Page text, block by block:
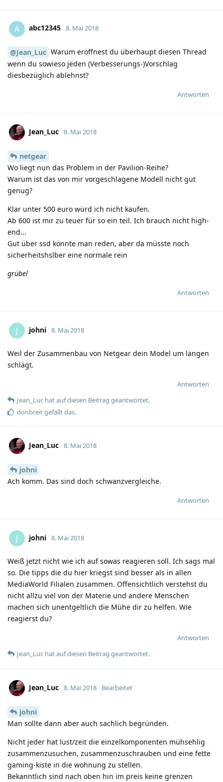
A abc12345 8. Mai 2018
@Jean_Luc Warum eröffnest du überhaupt diesen Thread
wenn du sowieso jeden (Verbesserungs-)Vorschlag
diesbezüglich ablehnst?
Antworten
Jean_Luc 8. Mai 2018
netgear
Wo liegt nun das Problem in der Pavilion-Reihe?
Warum ist das von mir vorgeschlagene Modell nicht gut
genug?
Klar unter 500 euro würd ich nicht kaufen.
Ab 600 ist mir zu teuer für so ein teil. Ich brauch nicht high-
end...
Gut über ssd könnte man reden, aber da müsste noch
sicherheitshslber eine normale rein
grübel
Antworten
J johni 8. Mai 2018
Weil der Zusammenbau von Netgear dein Model um längen
schlägt.
Antworten
Jean_Luc hatauf diesen Beitrag geantwortet.
donbreitgefällt das.
Jean_Luc 8. Mai 2018
johni
Ach komm. Das sind doch schwanzvergleiche.
Antworten
J johni 8. Mai 2018
Weiß jetzt nicht wie ich auf sowas reagieren soll. Ich sags mal
so. Die tipps die du hier kriegst sind besser als in allen
MediaWorld Filialen zusammen. Offensichtlich verstehst du
nicht allzu viel von der Materie und andere Menschen
machen sich unentgeltlich die Mühe dir zu helfen. Wie
reagierst du?
Antworten
Jean_Luc hatauf diesen Beitrag geantwortet.
Jean_Luc 8. Mai 2018 Bearbeitet
johni
Man sollte dann aber auch sachlich begründen.
Nicht jeder hat lust/zeit die einzelkomponenten mühsehlig
zusammenzusuchen, zusammenzuschrauben und eine fette
gaming-kiste in die wohnung zu stellen.
Bekanntlich sind nach oben hin im preis keine grenzen